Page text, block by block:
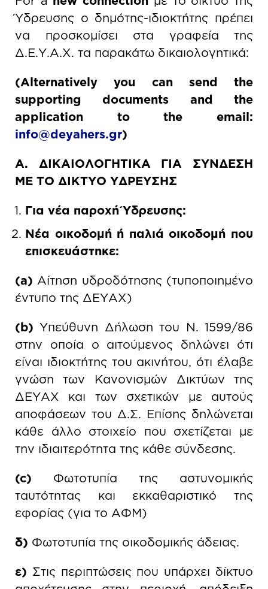
Ύδρευσης ο δημότης-ιδιοκτήτης πρέπει
να προσκομίσει στα γραφεία της
Δ.Ε.Υ.Α.Χ. τα παρακάτω δικαιολογητικά:
(Alternatively you can send the
supporting documents and the
application to the email:
info@deyahers.gr)
Α. ΔΙΚΑΙΟΛΟΓΗΤΙΚΑ ΓΙΑ ΣΥΝΔΕΣΗ
ΜΕ ΤΟ ΔΙΚΤΥΟ ΥΔΡΕΥΣΗΣ
Για νέα παροχή Ύδρευσης:
Νέα οικοδομή ή παλιά οικοδομή που
επισκευάστηκε:
(a) Αίτηση υδροδότησης (τυποποιημένο
έντυπο της ΔΕΥΑΧ)
(b) Υπεύθυνη Δήλωση του Ν. 1599/86
στην οποία ο αιτούμενος δηλώνει ότι
είναι ιδιοκτήτης του ακινήτου, ότι έλαβε
γνώση των Κανονισμών Δικτύων της
ΔΕΥΑΧ και των σχετικών με αυτούς
αποφάσεων του Δ.Σ. Επίσης δηλώνεται
κάθε άλλο στοιχείο που σχετίζεται με
την ιδιαιτερότητα της κάθε σύνδεσης.
(c) Φωτοτυπία της αστυνομικής
ταυτότητας και εκκαθαριστικό της
εφορίας (για το ΑΦΜ)
δ) Φωτοτυπία της οικοδομικής άδειας.
ε) Στις περιπτώσεις που υπάρχει δίκτυο